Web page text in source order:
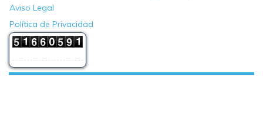
Aviso Legal
Política de Privacidad